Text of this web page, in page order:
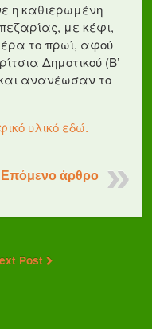
η καθιερωμένη
με κέφι,
το πρωί, αφού
Δημοτικού (Β’
ανανέωσαν το
υλικό εδώ.
Επόμενο άρθρο
Post